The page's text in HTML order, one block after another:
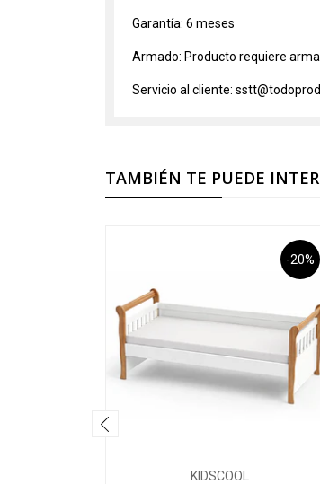
Garantía: 6 meses
Armado: Producto requiere
Servicio al cliente:
TAMBIÉN TE PUEDE
-20%
KIDSCOOL